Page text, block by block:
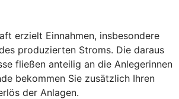
erzielt Einnahmen, insbesondere
produzierten Stroms. Die daraus
fließen anteilig an die Anlegerinnen
bekommen Sie zusätzlich Ihren
der Anlagen.